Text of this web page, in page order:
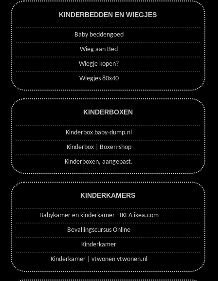
KINDERBEDDEN EN WIEGJES
Baby beddengoed
Wieg aan Bed
Wiegje kopen?
Wiegjes 80x40
KINDERBOXEN
Kinderbox baby-dump.nl
Kinderbox | Boxen-shop
Kinderboxen, aangepast.
KINDERKAMERS
Babykamer en kinderkamer - IKEA ikea.com
Bevallingscursus Online
Kinderkamer
Kinderkamer | vtwonen vtwonen.nl